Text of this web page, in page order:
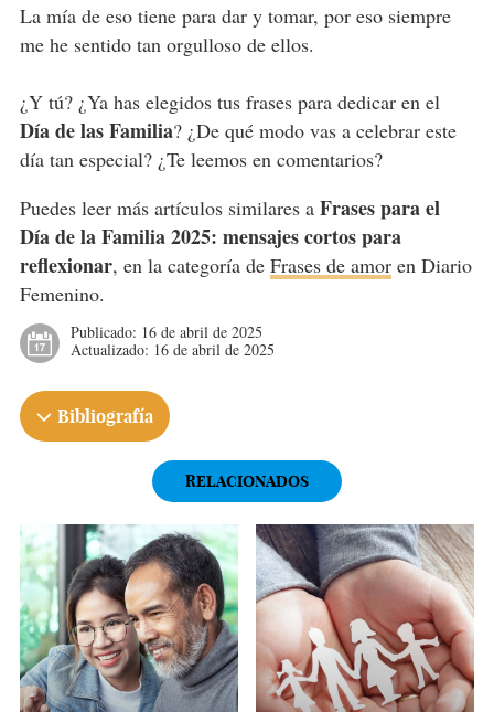
La mía de eso tiene para dar y tomar, por eso siempre
me he sentido tan orgulloso de ellos.
¿Y tú? ¿Ya has elegidos tus frases para dedicar en el
Día de las Familia? ¿De qué modo vas a celebrar este
día tan especial? ¿Te leemos en comentarios?
Puedes leer más artículos similares a Frases para el
Día de la Familia 2025: mensajes cortos para
reflexionar, en la categoría de Frases de amoren Diario
Femenino.
Publicado: 16 de abril de 2025
Actualizado: 16 de abril de 2025
Bibliografía
RELACIONADOS